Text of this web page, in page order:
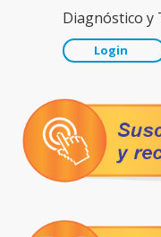
Diagnóstico y
Login